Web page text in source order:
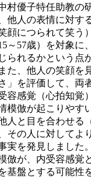
村優子特任助教の
他人の表情に対す
顔につられて笑う
～57歳）を対象に
られるかという点
た、他人の笑顔を
」を評価して、両
容感覚（心拍知覚
模倣が起こりやす
人と目を合わせる
その人に対してよ
実を発見しました
倣が、内受容感覚
基盤とする可能性